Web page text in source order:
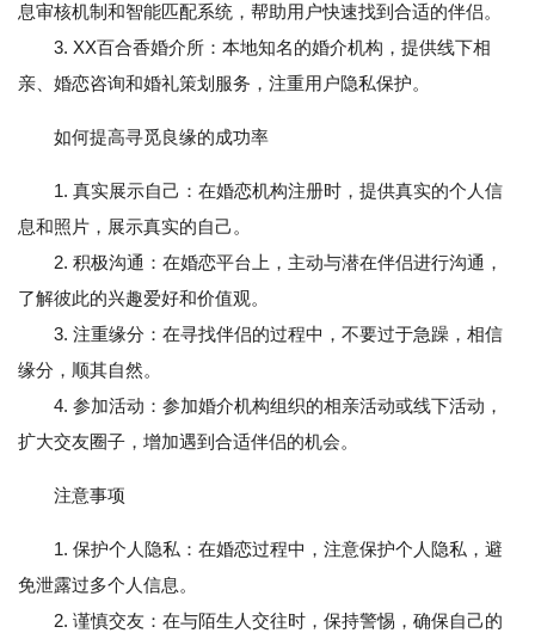
息审核机制和智能匹配系统，帮助用户快速找到合适的伴侣。
3. XX百合香婚介所：本地知名的婚介机构，提供线下相
亲、婚恋咨询和婚礼策划服务，注重用户隐私保护。
如何提高寻觅良缘的成功率
1. 真实展示自己：在婚恋机构注册时，提供真实的个人信
息和照片，展示真实的自己。
2. 积极沟通：在婚恋平台上，主动与潜在伴侣进行沟通，
了解彼此的兴趣爱好和价值观。
3. 注重缘分：在寻找伴侣的过程中，不要过于急躁，相信
缘分，顺其自然。
4. 参加活动：参加婚介机构组织的相亲活动或线下活动，
扩大交友圈子，增加遇到合适伴侣的机会。
注意事项
1. 保护个人隐私：在婚恋过程中，注意保护个人隐私，避
免泄露过多个人信息。
2. 谨慎交友：在与陌生人交往时，保持警惕，确保自己的